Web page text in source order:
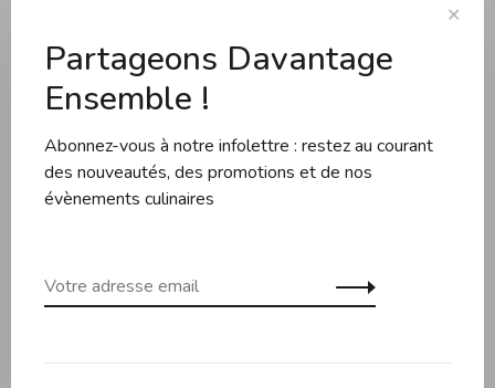
Microplane
Microplane - Gourmet -
Râpe Ruban Moyenne
Rosle
Rosle - Râpe Gros Grains -
✕
Partageons Davantage
Ensemble !
Abonnez-vous à notre infolettre : restez au courant
des nouveautés, des promotions et de nos
évènements culinaires